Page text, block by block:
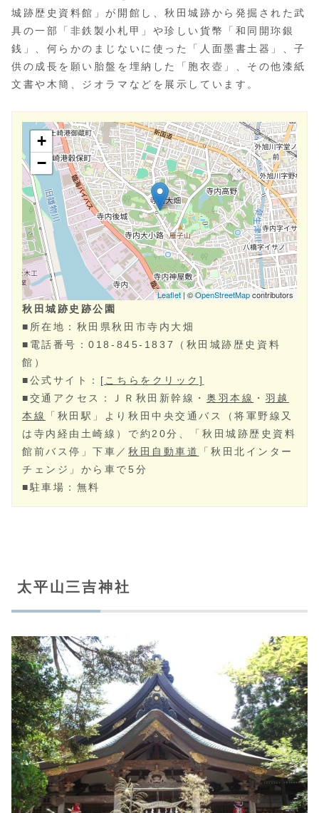
城跡歴史資料館」が開館し、秋田城跡から発掘された武
具の一部「非鉄製小札甲」や珍しい貨幣「和同開珎銀
銭」、何らかのまじないに使った「人面墨書土器」、子
供の成長を願い胎盤を埋納した「胞衣壺」、その他漆紙
文書や木簡、ジオラマなどを展示しています。
秋田城跡史跡公園
■所在地：秋田県秋田市寺内大畑
■電話番号：018-845-1837（秋田城跡歴史資料
館）
■公式サイト： [こちらをクリック]
■交通アクセス：ＪＲ秋田新幹線・ 奥羽本線 ・ 羽越
本線
「秋田駅」より秋田中央交通バス（将軍野線又
は寺内経由土崎線）で約20分、「秋田城跡歴史資料
館前バス停」下車／秋田自動車道
「秋田北インター
チェンジ」から車で5分
■駐車場：無料
太平山三吉神社